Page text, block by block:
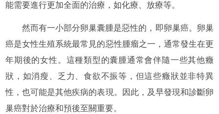
能需要進行更加全面的治療，如化療、放療等。
然而有一小部分卵巢囊腫是惡性的，即卵巢癌。卵巢
癌是女性生殖系統最常見的惡性腫瘤之一，通常發生在更
年期後的女性。這種類型的囊腫通常會伴隨一些其他癥
狀，如消瘦、乏力、食欲不振等，但這些癥狀並非特異
性，也可能是其他疾病的表現。因此，及早發現和診斷卵
巢癌對於治療和預後至關重要。